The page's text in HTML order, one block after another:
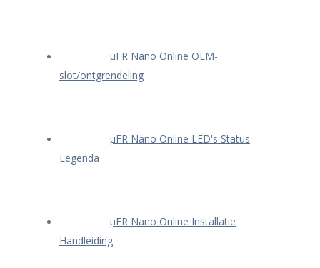
μFR Nano Online OEM-
slot/ontgrendeling
μFR Nano Online LED's Status
Legenda
μFR Nano Online Installatie
Handleiding